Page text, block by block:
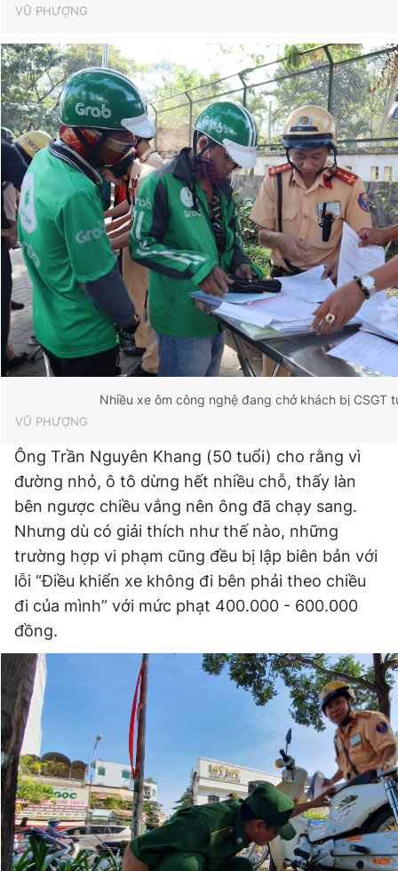
VŨ PHƯỢNG
Nhiều xe ôm công nghệ đang chở khách bị CSGT
VŨ PHƯỢNG
Ông Trần Nguyên Khang (50 tuổi) cho rằng vì
đường nhỏ, ô tô dừng hết nhiều chỗ, thấy làn
bên ngược chiều vắng nên ông đã chạy sang.
Nhưng dù có giải thích như thế nào, những
trường hợp vi phạm cũng đều bị lập biên bản với
lỗi “Điều khiển xe không đi bên phải theo chiều
đi của mình” với mức phạt 400.000 - 600.000
đồng.